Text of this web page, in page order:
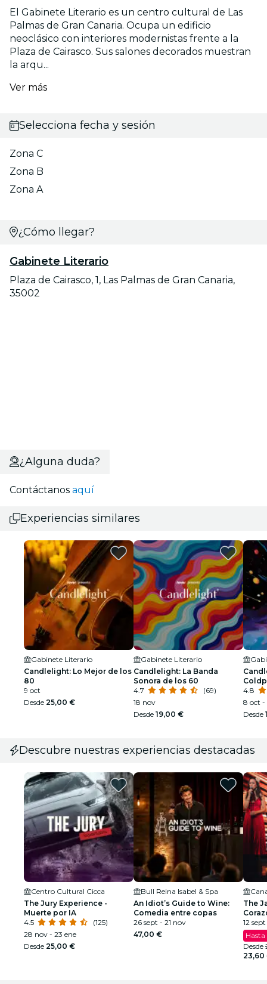
El Gabinete Literario es un centro cultural de Las
Palmas de Gran Canaria. Ocupa un edificio
neoclásico con interiores modernistas frente a la
Plaza de Cairasco. Sus salones decorados muestran
la arqu...
Ver más
Selecciona fecha y sesión
Zona C
Zona B
Zona A
¿Cómo llegar?
Gabinete Literario
Plaza de Cairasco, 1, Las Palmas de Gran Canaria,
35002
¿Alguna duda?
Contáctanos aquí
Experiencias similares
Gabinete Literario
Candlelight: Lo Mejor de los
80
9 oct
Desde 25,00 €
Gabinete Literario
Candlelight: La Banda
Sonora de los 60
4.7
(69)
18 nov
Desde 19,00 €
4.8
8 oct -
Desde
Descubre nuestras experiencias destacadas
Centro Cultural Cicca
The Jury Experience -
Muerte por IA
4.5
(125)
28 nov - 23 ene
Desde 25,00 €
Bull Reina Isabel & Spa
An Idiot’s Guide to Wine:
Comedia entre copas
26 sept - 21 nov
47,00 €
The
12
Hasta
Desde
23,60